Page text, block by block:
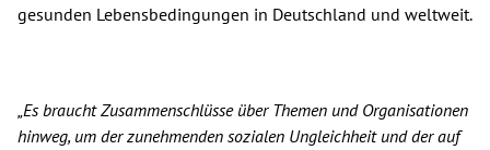
gesunden Lebensbedingungen in Deutschland und weltweit.
„Es braucht Zusammenschlüsse über Themen und Organisationen
hinweg, um der zunehmenden sozialen Ungleichheit und der auf